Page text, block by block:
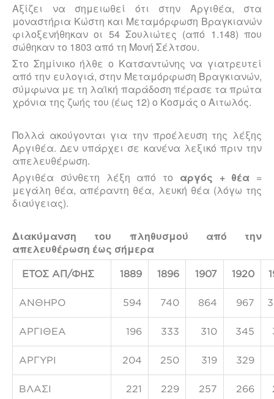
Αξίζει να σημειωθεί ότι στην Αργιθέα, στα
μοναστήρια Κώστη και Μεταμόρφωση Βραγκιανών
φιλοξενήθηκαν οι 54 Σουλιώτες (από 1.148) που
σώθηκαν το 1803 από τη Μονή Σέλτσου.
Στο Σημίνικο ήλθε ο Κατσαντώνης να γιατρευτεί
από την ευλογιά, στην Με­ταμόρφωση Βραγκιανών,
σύμφωνα με τη λαϊκή παράδοση πέρασε τα πρώτα
χρόνια της ζωής του (έως 12) ο Κοσμάς ο Αιτωλός.
Πολλά ακούγονται για την προέλευση της λέξης
Αργιθέα. Δεν υπάρχει σε κανένα λεξικό πριν την
απελευθέρωση.
Αργιθέα σύνθετη λέξη από το αργός + θέα =
μεγάλη θέα, απέραντη θέα, λευκή θέα (λόγω της
διαύγειας).
Διακύμανση του πληθυσμού από την
απελευθέρωση έως σήμερα
ΕΤΟΣ ΑΠ/ΦΗΣ 1889 1896 1907 1920
ΑΝΘΗΡΟ 594 740 864 967
ΑΡΓΙΘΕΑ 196 333 310 345
ΑΡΓΥΡΙ 204 250 319 329
ΒΛΑΣΙ 221 229 257 266